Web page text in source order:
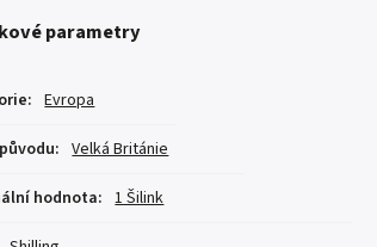
parametry
: Evropa
: Velká Británie
hodnota: 1 Šilink